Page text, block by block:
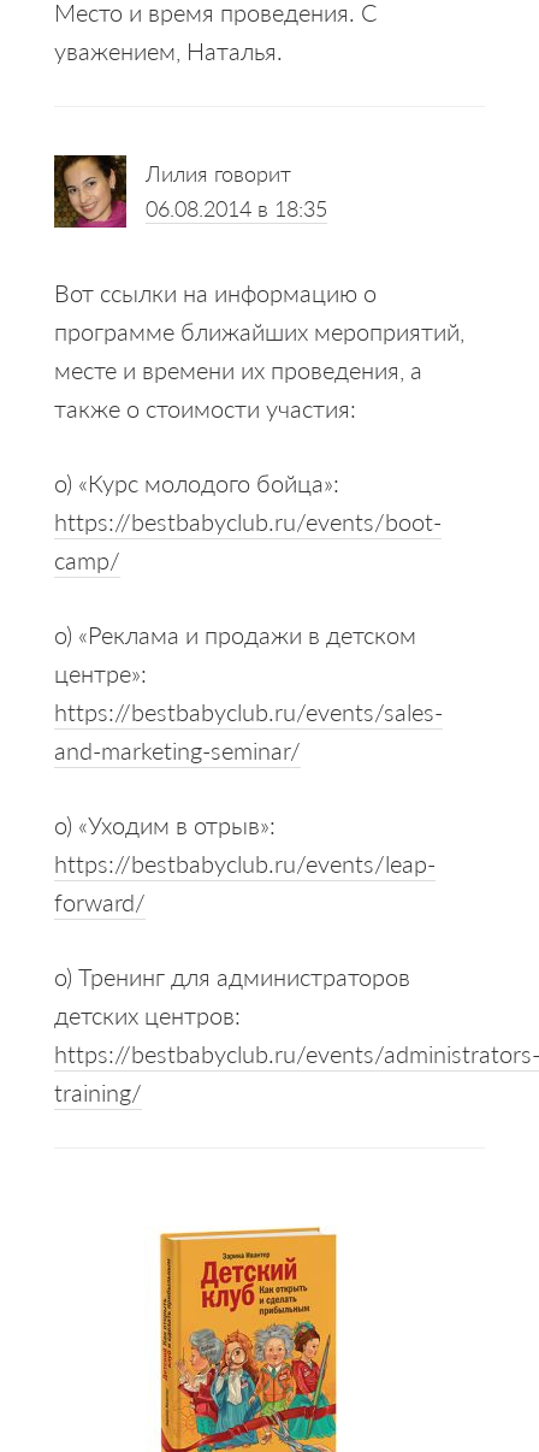
Место и время проведения. С
уважением, Наталья.
Лилия говорит
06.08.2014 в 18:35
Вот ссылки на информацию о
программе ближайших мероприятий,
месте и времени их проведения, а
также о стоимости участия:
o) «Курс молодого бойца»:
https://bestbabyclub.ru/events/boot-
camp/
o) «Реклама и продажи в детском
центре»:
https://bestbabyclub.ru/events/sales-
and-marketing-seminar/
o) «Уходим в отрыв»:
https://bestbabyclub.ru/events/leap-
forward/
o) Тренинг для администраторов
детских центров:
https://bestbabyclub.ru/events/administrators-
training/
Primary
Sidebar